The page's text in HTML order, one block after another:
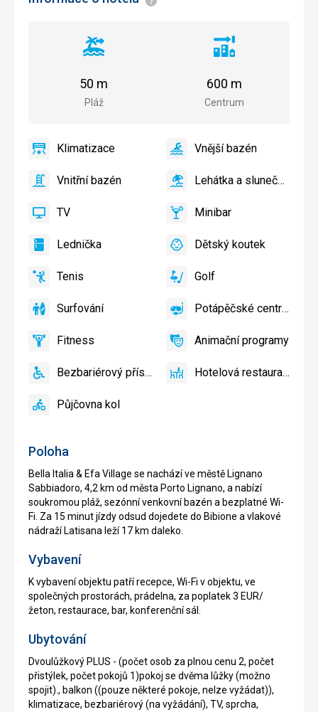
Poloha
Bella Italia & Efa Village se nachází ve městě Lignano
Sabbiadoro, 4,2 km od města Porto Lignano, a nabízí
soukromou pláž, sezónní venkovní bazén a bezplatné Wi-
Fi. Za 15 minut jízdy odsud dojedete do Bibione a vlakové
nádraží Latisana leží 17 km daleko.
Vybavení
K vybavení objektu patří recepce, Wi-Fi v objektu, ve
společných prostorách, prádelna, za poplatek 3 EUR/
žeton, restaurace, bar, konferenční sál.
Ubytování
Dvoulůžkový PLUS - (počet osob za plnou cenu 2, počet
přistýlek, počet pokojů 1)pokoj se dvěma lůžky (možno
spojit)., balkon ((pouze některé pokoje, nelze vyžádat)),
klimatizace, bezbariérový (na vyžádání), TV, sprcha,
Vzdálenost
pláže
Pláž
50 m
Vzdálenost
centra
Centrum
600 m
Klimatizace
Klimatizace
ano
VnějšíVnější bazén
ano
VnitřníVnitřní bazén
ano
Lehátka
slunečníky
bazénu
Lehátka a slunečníky u
ano
TV TV
ano
Minibar,Minibar
ano
LedničkaLednička
ano
Dětský
Dětské
Dětský
Dětský koutek
ano
Tenis,Tenis
ano Golf Golf
ano
Surfování
Surfování
ano
Potápěčské
Potápěčské centrum
ano
FitnessFitness
ano
Animační
Animační programy
ano
Bezbariérový
Bezbariérový přístup
ano
HotelováHotelová restaurace
ano
PůjčovnaPůjčovna kol
ano